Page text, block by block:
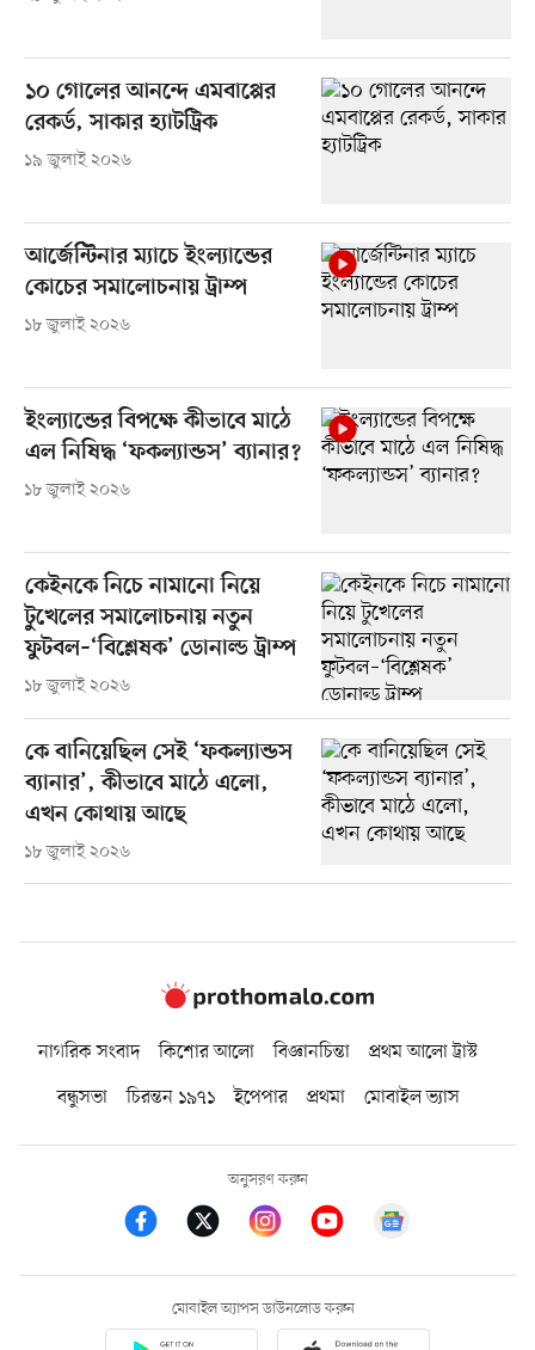
১০ গোলের আনন্দে এমবাপ্পের
রেকর্ড, সাকার হ্যাটট্রিক
১৯ জুলাই ২০২৬
আর্জেন্টিনার ম্যাচে ইংল্যান্ডের
কোচের সমালোচনায় ট্রাম্প
১৮ জুলাই ২০২৬
ইংল্যান্ডের বিপক্ষে কীভাবে মাঠে
এল নিষিদ্ধ ‘ফকল্যান্ডস’ ব্যানার?
১৮ জুলাই ২০২৬
কেইনকে নিচে নামানো নিয়ে
টুখেলের সমালোচনায় নতুন
ফুটবল–‘বিশ্লেষক’ ডোনাল্ড ট্রাম্প
১৮ জুলাই ২০২৬
কে বানিয়েছিল সেই ‘ফকল্যান্ডস
ব্যানার’, কীভাবে মাঠে এলো,
এখন কোথায় আছে
১৮ জুলাই ২০২৬
নাগরিক সংবাদ কিশোর আলো বিজ্ঞানচিন্তা
প্রথম আলো ট্রাস্ট
বন্ধুসভা
চিরন্তন ১৯৭১ ইপেপার প্রথমা মোবাইল ভ্যাস
অনুসরণ করুন
মোবাইল অ্যাপস ডাউনলোড করুন